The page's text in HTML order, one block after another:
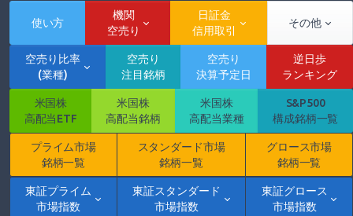
使い方
機関
空売り
日証金
信用取引
その他
空売り比率
(業種)
空売り
注目銘柄
空売り
決算予定日
逆日歩
ランキング
米国株
高配当ETF
米国株
高配当銘柄
米国株
高配当業種
S&P500
構成銘柄一覧
プライム市場
銘柄一覧
スタンダード市場
銘柄一覧
グロース市場
銘柄一覧
東証プライム
市場指数
東証スタンダード
市場指数
東証グロース
市場指数